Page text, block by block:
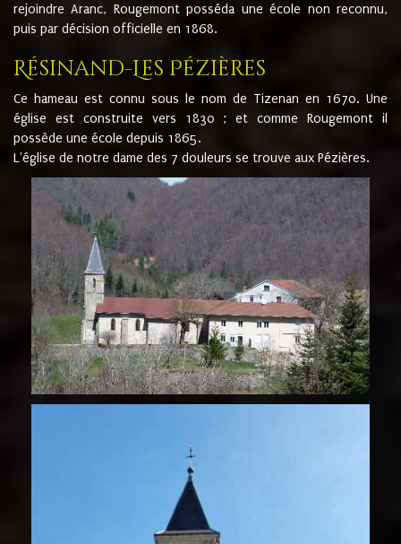
rejoindre Aranc, Rougemont posséda une école non reconnu,
puis par décision officielle en 1868.
Résinand-Les Pézières
Ce hameau est connu sous le nom de Tizenan en 1670. Une
église est construite vers 1830 ; et comme Rougemont il
possède une école depuis 1865.
L'église de notre dame des 7 douleurs se trouve aux Pézières.